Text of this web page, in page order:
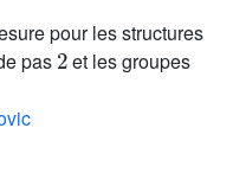
pour les structures
pas
2
et les groupes